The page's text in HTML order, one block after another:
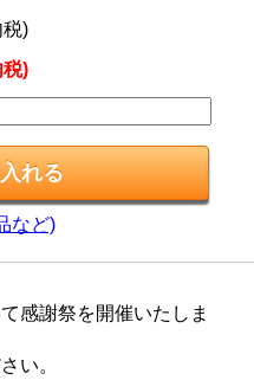
税)
税)
など)
感謝祭を開催いたしま
い。